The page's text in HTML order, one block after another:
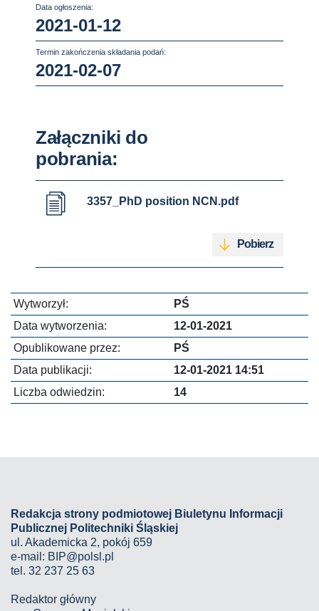
Data ogłoszenia:
2021-01-12
Termin zakończenia składania podań:
2021-02-07
Załączniki do
pobrania:
3357_PhD position NCN.pdf
Pobierz
Wytworzył:
PŚ
Data wytworzenia:
12-01-2021
Opublikowane przez:
PŚ
Data publikacji:
12-01-2021 14:51
Liczba odwiedzin:
14
Redakcja strony podmiotowej Biuletynu Informacji
Publicznej Politechniki Śląskiej
ul. Akademicka 2, pokój 659
e-mail: BIP@polsl.pl
tel. 32 237 25 63
Redaktor główny